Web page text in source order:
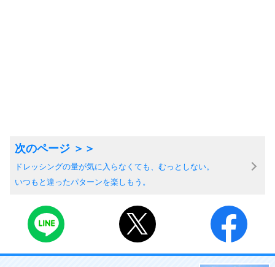
ドレッシングの量が気に入らなくても、むっとしない。
いつもと違ったパターンを楽しもう。